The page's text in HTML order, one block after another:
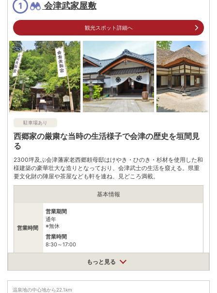
1 会津武家屋敷
観光スポット詳細へ
駐車場あり
西郷家の厳粛な当時の生活様子で会津の歴史を垣間見
る
2300坪及ぶ会津藩家老西郷頼母邸はけやき・ひのき・杉材を使用した和
様建築の豪華壮大な造りとなっており、会津武士の生活を窺える。県重
要文化財の陣屋や茶屋なども軒を連ね、見どころ満載。
基本情報
営業時間
営業期間
通年
※無休
営業時間
8:30～17:00
一般料金:大人850円､中高生550円､小学生450円団体料金:大人
※価格はすべて税込表示となります。*団体料金は25名様以上と
なります。*障がい者割引のお客様は障がい者手帳のご掲示をお
もっと見る
温泉地の中心地から22.1km